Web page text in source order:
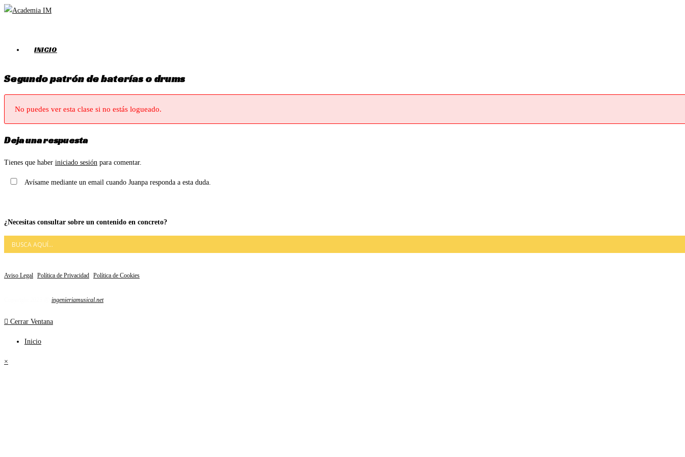
Ir
INICIO
Segundo patrón de baterías o drums
No puedes ver esta clase si no estás logueado.
Deja una respuesta
Tienes que haber iniciado sesión para comentar.
Avísame mediante un email cuando Juanpa responda a esta duda.
¿Necesitas consultar sobre un contenido en concreto?
Aviso Legal Política de Privacidad Política de Cookies
ingenieriamusical.net
Cerrar Ventana
Inicio
×